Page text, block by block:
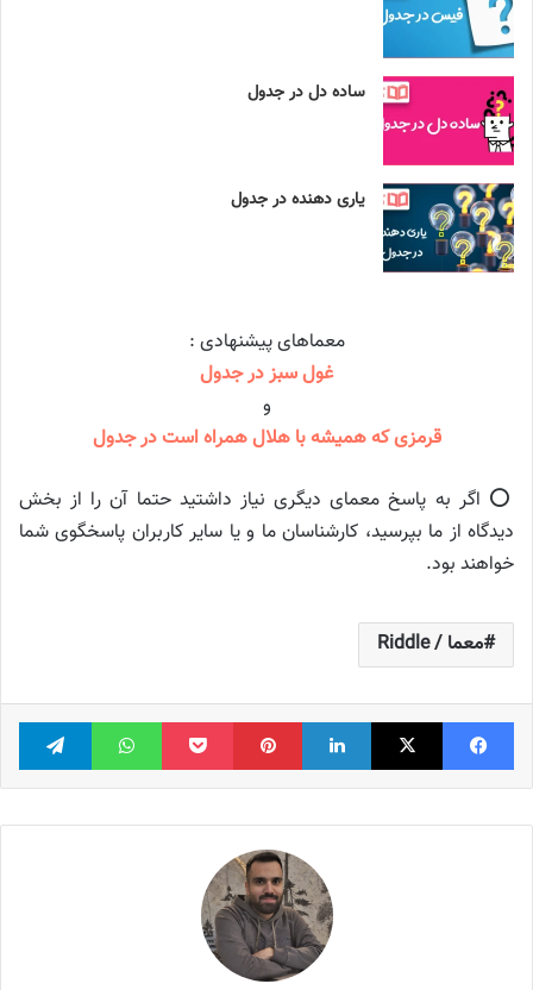
ساده دل در جدول
یاری دهنده در جدول
معماهای پیشنهادی :
غول سبز در جدول
و
قرمزی که همیشه با هلال همراه است در جدول
⭕️ اگر به پاسخ معمای دیگری نیاز داشتید حتما آن را از بخش
دیدگاه از ما بپرسید، کارشناسان ما و یا سایر کاربران پاسخگوی شما
خواهند بود.
معما / Riddle
فیس بوک X لینکدین ‫پین‌ترست پاکت واتس آپ